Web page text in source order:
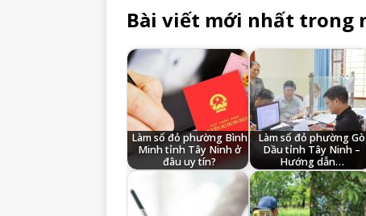
Bài viết mới nhất trong
Làm sổ đỏ phường Bình
Minh tỉnh Tây Ninh ở
đâu uy tín?
Làm sổ đỏ phường Gò
Dầu tỉnh Tây Ninh –
Hướng dẫn…